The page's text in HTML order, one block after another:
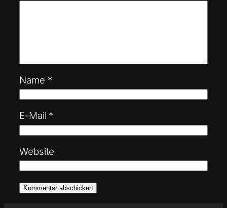
Name *
E-Mail *
Website